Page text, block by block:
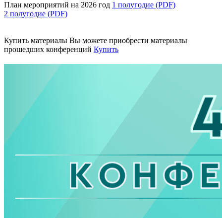
План мероприятий на 2026 год 1 полугодие (PDF)
2 полугодие (PDF)
Купить материалы Вы можете приобрести материалы
прошедших конференций Купить